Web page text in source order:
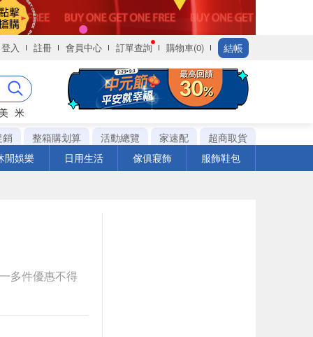
登入 註冊 會員中心 訂單查詢 購物車(0) 結帳
米
銷
整箱購划算 活動總覽 家速配
超商取貨
閒娛樂
日用生活 傢俱寢飾 服飾鞋包
多件優惠不得